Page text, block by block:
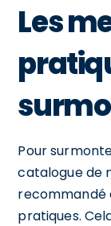
Les
Pour
catalogue de
recommandé
pratiques.